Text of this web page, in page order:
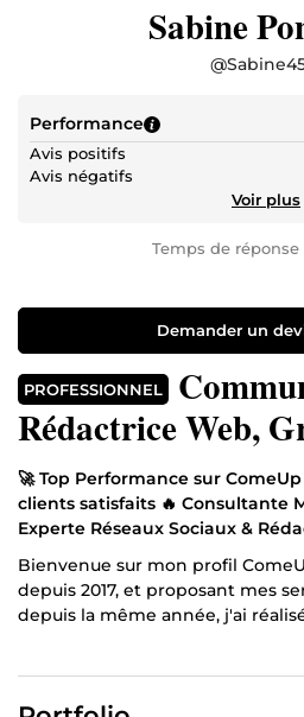
Sabine
@
Performance
Avis positifs
Avis négatifs
Voir plus
Temps de réponse
Demander un
PROFESSIONNEL
Rédactrice Web,
mon compte
🚀 Top Performance sur ComeUp
clients satisfaits 🔥 Consultante
Experte Réseaux Sociaux &
Bienvenue sur mon profil
depuis 2017, et proposant mes
depuis la même année, j'ai
Diplômée d'un Master II en